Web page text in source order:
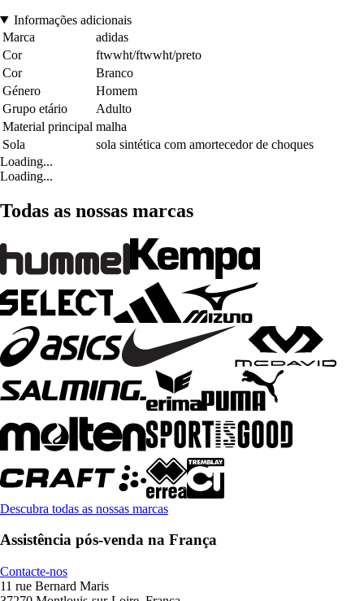
Informações adicionais
Marca
adidas
Cor
ftwwht/ftwwht/preto
Cor
Branco
Género
Homem
Grupo etário
Adulto
Material principal malha
Sola
sola sintética com amortecedor de choques
Loading...
Loading...
Todas as nossas marcas
Descubra todas as nossas marcas
Assistência pós-venda na França
Contacte-nos
11 rue Bernard Maris